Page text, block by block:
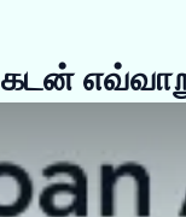
எவ்வாறு